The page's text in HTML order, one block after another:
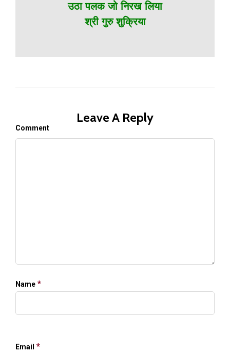
उठा पलक जो निरख लिया
श्री गुरु शुक्रिया
Leave A Reply
Comment
Name *
Email *